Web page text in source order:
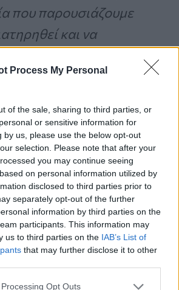
Process My Personal
of the sale, sharing to third parties, or
or sensitive information for
by us, please use the below opt-out
selection. Please note that after your
you may continue seeing
on personal information utilized by
disclosed to third parties prior to
separately opt-out of the further
information by third parties on the
participants. This information may
us to third parties on the IAB’s List of
that may further disclose it to other
Opt Outs
που παρουσιάζουμε
και να
ασθενών, της
».